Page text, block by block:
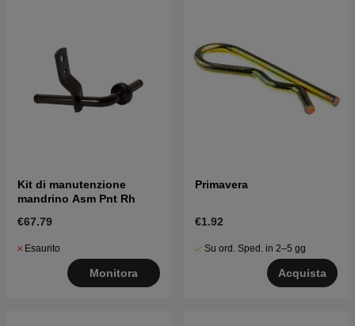
Kit di manutenzione
mandrino Asm Pnt Rh
€67.79
Esaurito
Monitora
Primavera
€1.92
Su ord. Sped. in 2–5 gg
Acquista